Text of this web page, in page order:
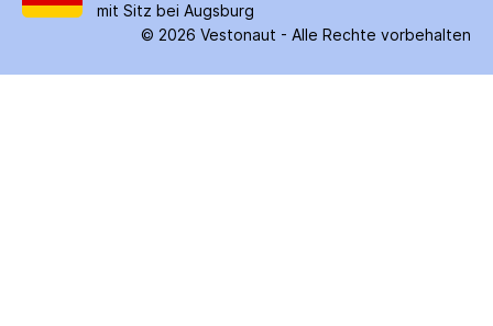
mit Sitz bei Augsburg
© 2026 Vestonaut - Alle Rechte vorbehalten